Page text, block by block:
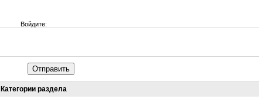
Войдите:
Отправить
Категории раздела